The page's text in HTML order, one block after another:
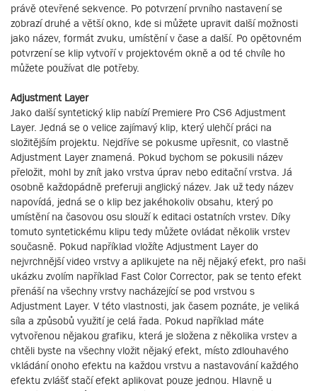
právě otevřené sekvence. Po potvrzení prvního nastavení se
zobrazí druhé a větší okno, kde si můžete upravit další možnosti
jako název, formát zvuku, umístění v čase a další. Po opětovném
potvrzení se klip vytvoří v projektovém okně a od té chvíle ho
můžete používat dle potřeby.
Adjustment Layer
Jako další syntetický klip nabízí Premiere Pro CS6 Adjustment
Layer. Jedná se o velice zajímavý klip, který ulehčí práci na
složitějším projektu. Nejdříve se pokusme upřesnit, co vlastně
Adjustment Layer znamená. Pokud bychom se pokusili název
přeložit, mohl by znít jako vrstva úprav nebo editační vrstva. Já
osobně každopádně preferuji anglický název. Jak už tedy název
napovídá, jedná se o klip bez jakéhokoliv obsahu, který po
umístění na časovou osu slouží k editaci ostatních vrstev. Díky
tomuto syntetickému klipu tedy můžete ovládat několik vrstev
současně. Pokud například vložíte Adjustment Layer do
nejvrchnější video vrstvy a aplikujete na něj nějaký efekt, pro naši
ukázku zvolím například Fast Color Corrector, pak se tento efekt
přenáší na všechny vrstvy nacházející se pod vrstvou s
Adjustment Layer. V této vlastnosti, jak časem poznáte, je veliká
síla a způsobů využití je celá řada. Pokud například máte
vytvořenou nějakou grafiku, která je složena z několika vrstev a
chtěli byste na všechny vložit nějaký efekt, místo zdlouhavého
vkládání onoho efektu na každou vrstvu a nastavování každého
efektu zvlášť stačí efekt aplikovat pouze jednou. Hlavně u